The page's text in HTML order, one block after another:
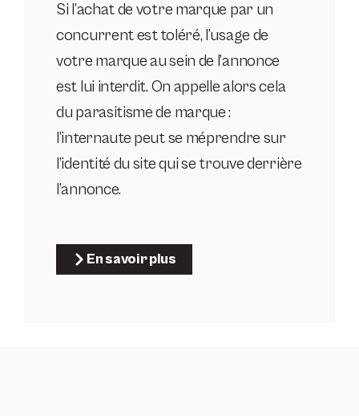
Si l’achat de votre marque par un
concurrent est toléré, l’usage de
votre marque au sein de l’annonce
est lui interdit. On appelle alors cela
du parasitisme de marque :
l’internaute peut se méprendre sur
l’identité du site qui se trouve derrière
l’annonce.
En savoir plus